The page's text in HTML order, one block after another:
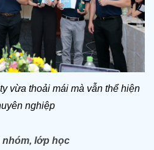
vừa thoải mái mà vẫn thể hiện
nghiệp
lớp học